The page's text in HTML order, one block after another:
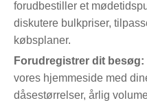
forudbestiller et
diskutere bulkpriser,
købsplaner.
Forudregistrer dit besøg:
vores hjemmeside med
dåsestørrelser, årlig